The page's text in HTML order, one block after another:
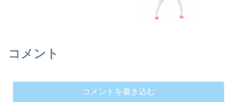
コメント
コメントを書き込む